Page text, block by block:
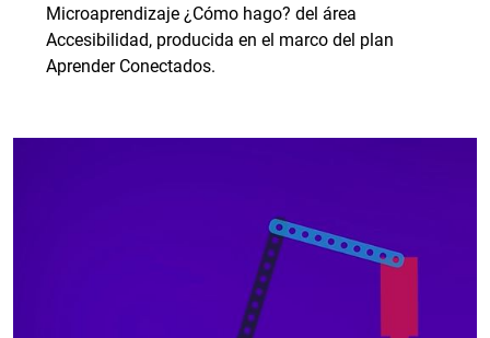
Microaprendizaje ¿Cómo hago? del área
Accesibilidad, producida en el marco del plan
Aprender Conectados.